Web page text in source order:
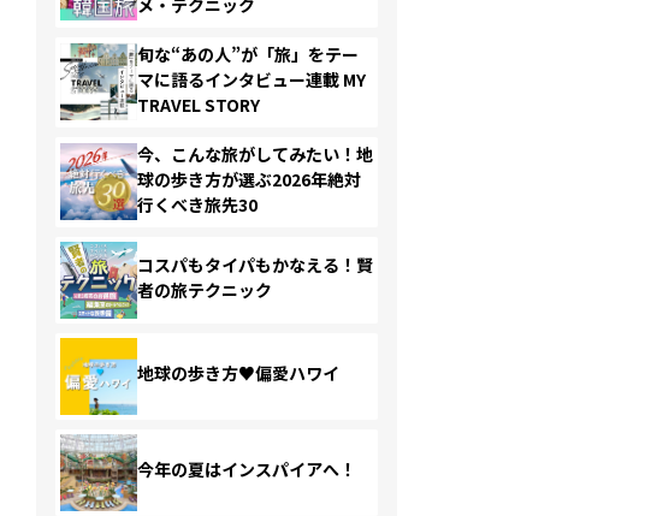
旬な“あの人”が「旅」をテー
マに語るインタビュー連載 MY
TRAVEL STORY
今、こんな旅がしてみたい！地
球の歩き方が選ぶ2026年絶対
行くべき旅先30
コスパもタイパもかなえる！賢
者の旅テクニック
地球の歩き方♥偏愛ハワイ
今年の夏はインスパイアへ！